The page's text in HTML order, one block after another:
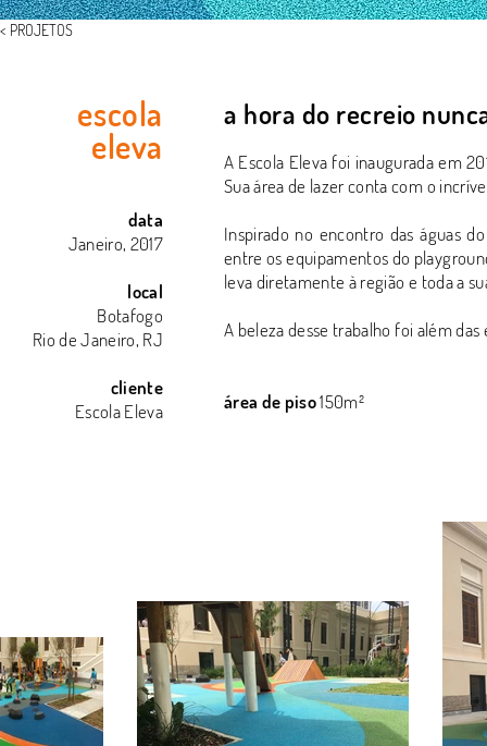
< PROJETOS
escola
eleva
data
Janeiro, 2017
local
Botafogo
Rio de Janeiro, RJ
cliente
Escola Eleva
a hora do recreio
A Escola Eleva foi inaugurada em
Sua área de lazer conta com o
Inspirado no encontro das águas
entre os equipamentos do
leva diretamente à região e toda a
A beleza desse trabalho foi além das
área de piso150m²